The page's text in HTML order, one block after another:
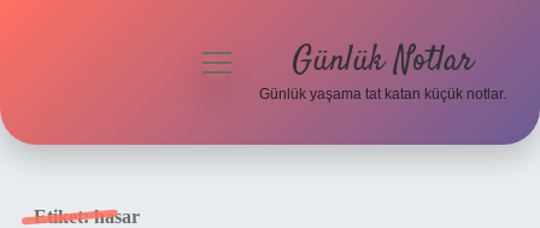
menüyü
Günlük Notlar
Günlük yaşama tat katan küçük notlar.
Etiket:hasar